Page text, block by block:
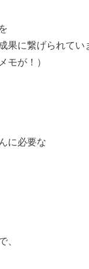
果に繋げられてい
モが！）
に必要な
、